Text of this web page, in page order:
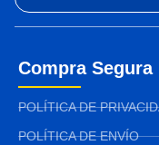
Compra Segura
POLÍTICA DE
POLÍTICA DE ENVÍO